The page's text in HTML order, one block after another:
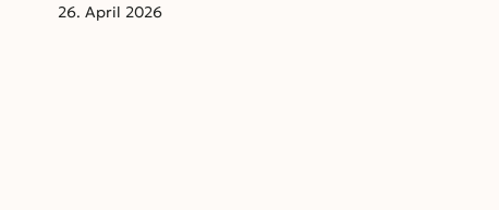
26. April 2026